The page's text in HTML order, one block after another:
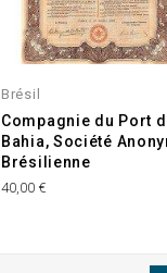
Brésil
Compagnie du Port
Bahia, Société
Brésilienne
40,00 €